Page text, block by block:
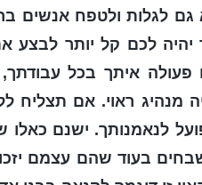
לגלות ולטפח אנשים
לכם קל יותר לבצע
איתך בכל עבודתך,
מנהיג ראוי. אם תצליח
לנאמנותך. ישנם
בעוד שהם עצמם